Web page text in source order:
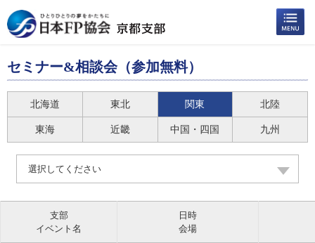
セミナー&相談会（参加無料）
北海道 東北 関東 北陸
東海 近畿 中国・四国 九州
選択してください
支部
イベント名
日時
会場